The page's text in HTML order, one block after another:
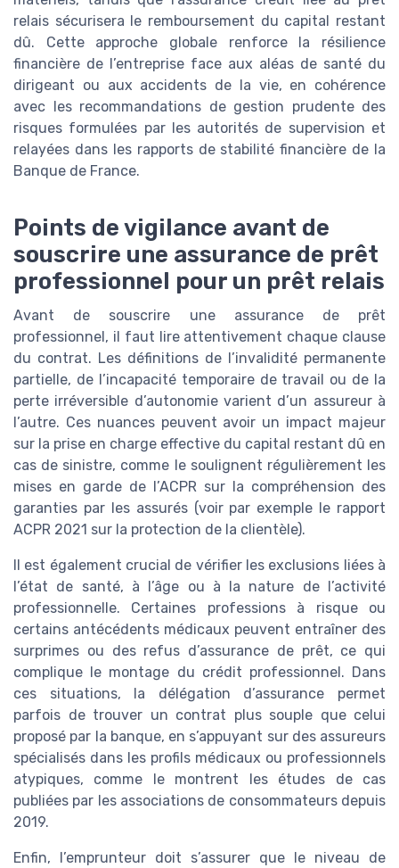
relais sécurisera le remboursement du capital restant
dû. Cette approche globale renforce la résilience
financière de l’entreprise face aux aléas de santé du
dirigeant ou aux accidents de la vie, en cohérence
avec les recommandations de gestion prudente des
risques formulées par les autorités de supervision et
relayées dans les rapports de stabilité financière de la
Banque de France.
Points de vigilance avant de
souscrire une assurance de prêt
professionnel pour un prêt relais
Avant de souscrire une assurance de prêt
professionnel, il faut lire attentivement chaque clause
du contrat. Les définitions de l’invalidité permanente
partielle, de l’incapacité temporaire de travail ou de la
perte irréversible d’autonomie varient d’un assureur à
l’autre. Ces nuances peuvent avoir un impact majeur
sur la prise en charge effective du capital restant dû en
cas de sinistre, comme le soulignent régulièrement les
mises en garde de l’ACPR sur la compréhension des
garanties par les assurés (voir par exemple le rapport
ACPR 2021 sur la protection de la clientèle).
Il est également crucial de vérifier les exclusions liées à
l’état de santé, à l’âge ou à la nature de l’activité
professionnelle. Certaines professions à risque ou
certains antécédents médicaux peuvent entraîner des
surprimes ou des refus d’assurance de prêt, ce qui
complique le montage du crédit professionnel. Dans
ces situations, la délégation d’assurance permet
parfois de trouver un contrat plus souple que celui
proposé par la banque, en s’appuyant sur des assureurs
spécialisés dans les profils médicaux ou professionnels
atypiques, comme le montrent les études de cas
publiées par les associations de consommateurs depuis
2019.
Enfin, l’emprunteur doit s’assurer que le niveau de